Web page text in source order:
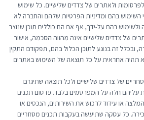
ולאתרים של צדדים שלישיים. כל שימוש
בהם ומדיניות הפרטיות שלהם והחברה לא
בהם על-ידך, אף אם הם כוללים תוכן שנוצר
של צדדים שלישיים אינה מהווה הסכמה, אישור
ובכלל זה בנוגע לתוכן הכלול בהם, תפקודם התקין
תהיה אחראית על כל תוצאה של השימוש באתרים
של צדדים שלישיים ולכל תוצאה שתיגרם
עליהם חלה על המפרסמים בלבד. פרסום תכנים
או עידוד לרכוש את השירותים, הנכסים או
כל עסקה שתיעשה בעקבות תכנים מסחריים